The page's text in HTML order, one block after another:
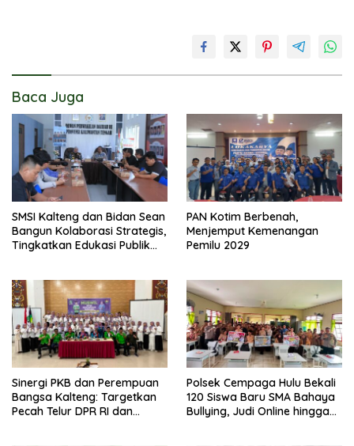
Baca Juga
SMSI Kalteng dan Bidan Sean
Bangun Kolaborasi Strategis,
Tingkatkan Edukasi Publik
PAN Kotim Berbenah,
Menjemput Kemenangan
Pemilu 2029
Sinergi PKB dan Perempuan
Bangsa Kalteng: Targetkan
Pecah Telur DPR RI dan
Polsek Cempaga Hulu Bekali
120 Siswa Baru SMA Bahaya
Bullying, Judi Online hingga